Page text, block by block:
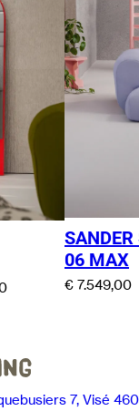
SANDER
06 MAX
€ 7.549,00
7, Visé